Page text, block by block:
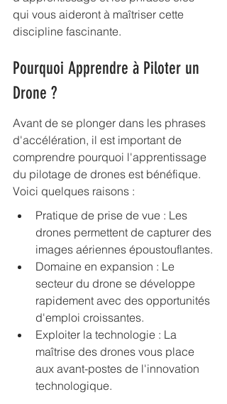
qui vous aideront à maîtriser cette
discipline fascinante.
Pourquoi Apprendre à Piloter un
Drone ?
Avant de se plonger dans les phrases
d'accélération, il est important de
comprendre pourquoi l'apprentissage
du pilotage de drones est bénéfique.
Voici quelques raisons :
Pratique de prise de vue : Les
drones permettent de capturer des
images aériennes époustouflantes.
Domaine en expansion : Le
secteur du drone se développe
rapidement avec des opportunités
d'emploi croissantes.
Exploiter la technologie : La
maîtrise des drones vous place
aux avant-postes de l'innovation
technologique.